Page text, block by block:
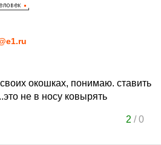
окошках, понимаю. ставить
не в носу ковырять
2 /0